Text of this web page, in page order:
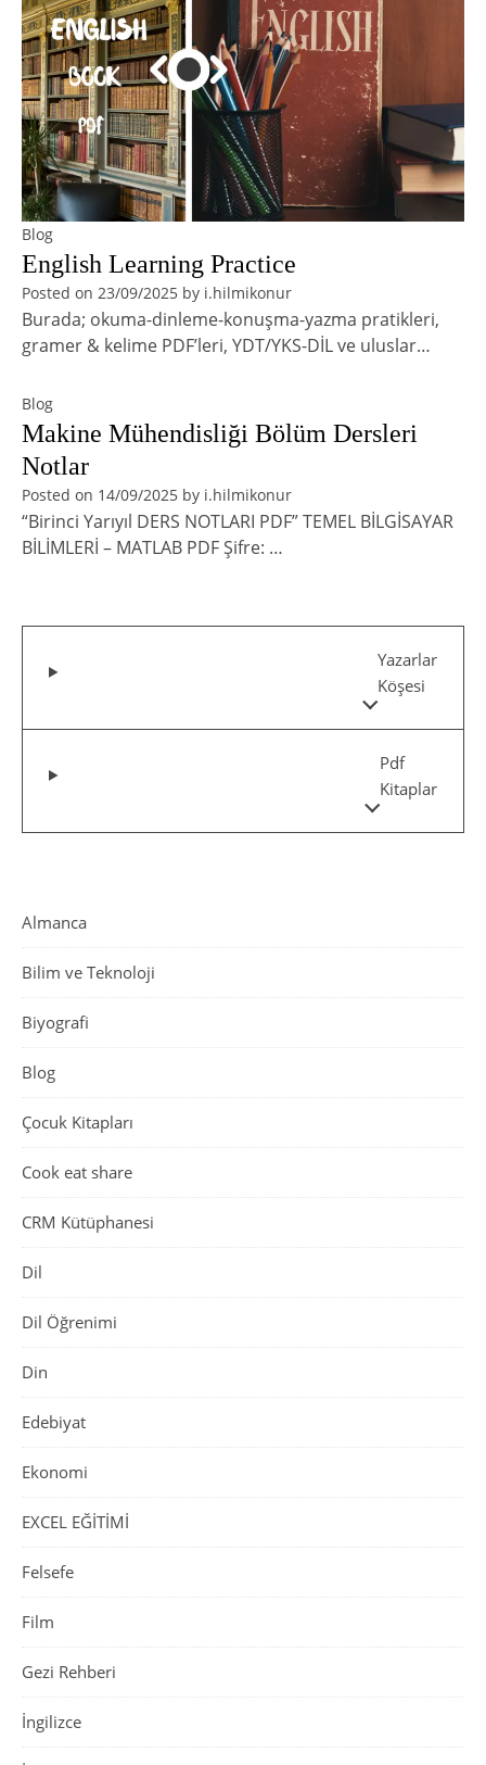
Blog
English Learning Practice
Posted on 23/09/2025 by i.hilmikonur
Burada; okuma-dinleme-konuşma-yazma pratikleri,
gramer & kelime PDF’leri, YDT/YKS-DİL ve uluslar…
Blog
Makine Mühendisliği Bölüm Dersleri
Notlar
Posted on 14/09/2025 by i.hilmikonur
“Birinci Yarıyıl DERS NOTLARI PDF” TEMEL BİLGİSAYAR
BİLİMLERİ – MATLAB PDF Şifre: …
Yazarlar
Köşesi
Pdf
Kitaplar
Almanca
Bilim ve Teknoloji
Biyografi
Blog
Çocuk Kitapları
Cook eat share
CRM Kütüphanesi
Dil
Dil Öğrenimi
Din
Edebiyat
Ekonomi
EXCEL EĞİTİMİ
Felsefe
Film
Gezi Rehberi
İngilizce